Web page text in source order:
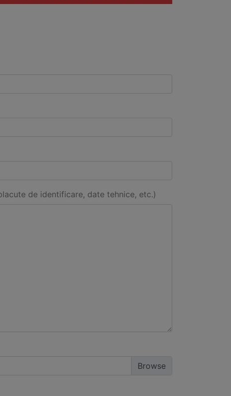
de identificare, date tehnice, etc.)